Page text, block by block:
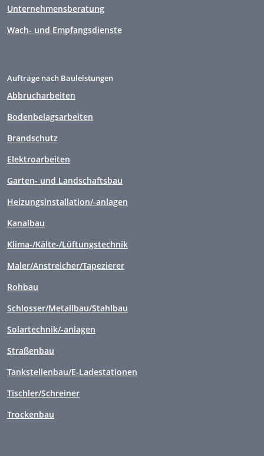
Unternehmensberatung
Wach- und Empfangsdienste
Aufträge nach Bauleistungen
Abbrucharbeiten
Bodenbelagsarbeiten
Brandschutz
Elektroarbeiten
Garten- und Landschaftsbau
Heizungsinstallation/-anlagen
Kanalbau
Klima-/Kälte-/Lüftungstechnik
Maler/Anstreicher/Tapezierer
Rohbau
Schlosser/Metallbau/Stahlbau
Solartechnik/-anlagen
Straßenbau
Tankstellenbau/E-Ladestationen
Tischler/Schreiner
Trockenbau